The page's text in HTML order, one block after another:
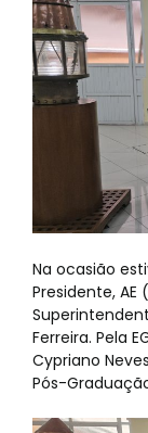
Na ocasião
Presidente, AE
Ferreira. Pela
Cypriano
Pós-